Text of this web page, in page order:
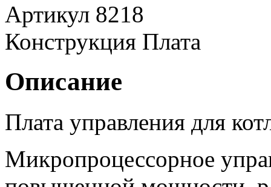
Артикул 8218
Конструкция Плата
Описание
Плата управления для
Микропроцессорное